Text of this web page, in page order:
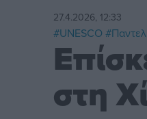
27.4.2026, 12:33
#UNESCO
στη